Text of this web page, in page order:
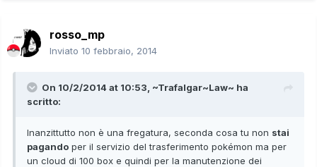
rosso_mp
Inviato 10 febbraio, 2014
On 10/2/2014 at 10:53, ~Trafalgar~Law~ ha
scritto:
Inanzittutto non è una fregatura, seconda cosa tu non stai
pagando per il servizio del trasferimento pokémon ma per
un cloud di 100 box e quindi per la manutenzione dei